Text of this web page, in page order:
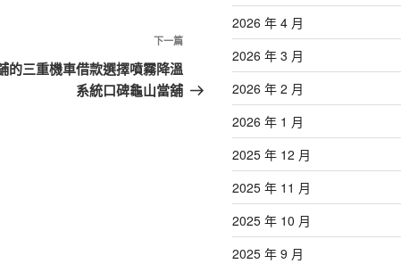
下
篇
下一篇
的三重機車借款選擇噴霧降溫
系統口碑龜山當舖
2026 年 4 月
2026 年 3 月
2026 年 2 月
2026 年 1 月
2025 年 12 月
2025 年 11 月
2025 年 10 月
2025 年 9 月